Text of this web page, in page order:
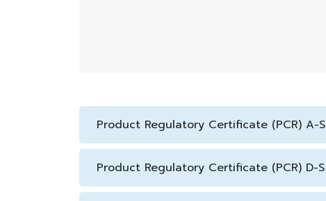
Product Regulatory Certificate (PCR) A-S
Product Regulatory Certificate (PCR) D-S